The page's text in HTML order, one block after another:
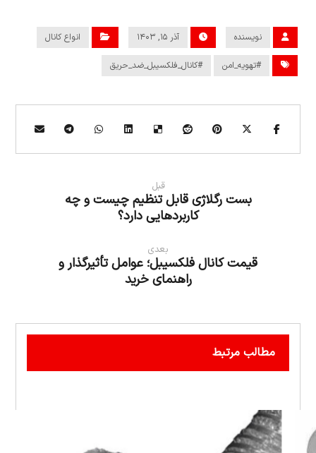
نویسنده آذر ۱۵, ۱۴۰۳ انواع کانال
#تهویه_امن #کانال_فلکسیبل_ضد_حریق
قبل
بست رگلاژی قابل تنظیم چیست و چه
کاربردهایی دارد؟
بعدی
قیمت کانال فلکسیبل؛ عوامل تأثیرگذار و
راهنمای خرید
مطالب مرتبط